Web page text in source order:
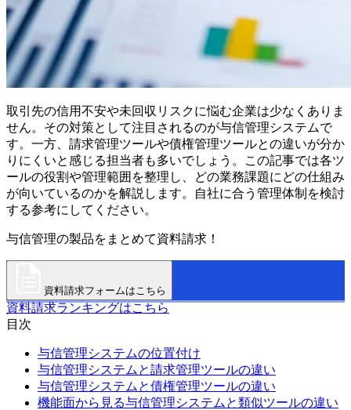
取引先の信用不安や未回収リスクに悩む企業は少なくありま
せん。その対策として注目されるのが与信管理システムで
す。一方、請求管理ツールや債権管理ツールとの違いが分か
りにくいと感じる担当者も多いでしょう。この記事では各ツ
ールの役割や管理範囲を整理し、どの業務課題にどの仕組み
が向いているのかを解説します。自社に合う管理体制を検討
する参考にしてください。
与信管理の製品をまとめて資料請求！
資料請求フォームはこちら
資料請求ランキングはこちら
目次
与信管理システムの位置付け
与信管理システムと請求管理ツールの違い
与信管理システムと債権管理ツールの違い
機能面から見る与信管理システムと類似ツールの違い